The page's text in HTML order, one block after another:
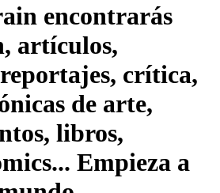
encontrarás
artículos,
crítica,
de arte,
libros,
Empieza a